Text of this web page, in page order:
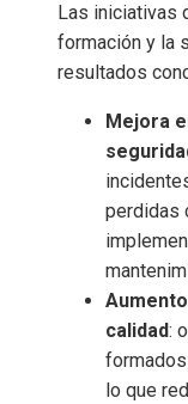
Las iniciativas
formación y la
resultados
Mejora
perdidas
calidad:
lo que